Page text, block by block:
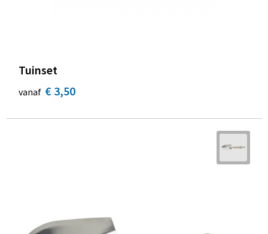
Tuinset
vanaf € 3,50